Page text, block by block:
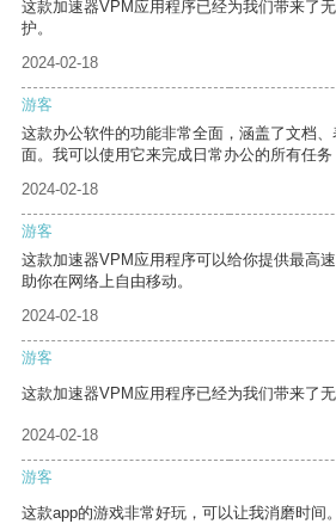
这款加速器VPM应用程序已经为我们带来了
护。
2024-02-18
游客
这款办公软件的功能非常全面，涵盖了文档
面。我可以使用它来完成日常办公的所有任务
2024-02-18
游客
这款加速器VPM应用程序可以给你提供最高
助你在网络上自由移动。
2024-02-18
游客
这款加速器VPM应用程序已经为我们带来了无
2024-02-18
游客
这款app的游戏非常好玩，可以让我消磨时间。